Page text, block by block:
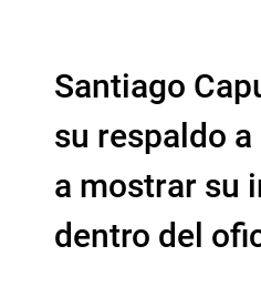
Santiago
su respaldo
a mostrar su
dentro del